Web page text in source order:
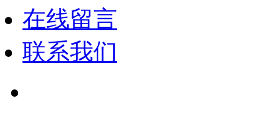
在线留言
联系我们